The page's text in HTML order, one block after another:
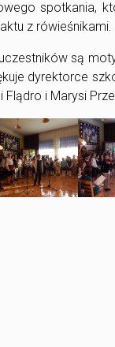
spotkania,
z rówieśnikami.
są
dyrektorce
i Marysi